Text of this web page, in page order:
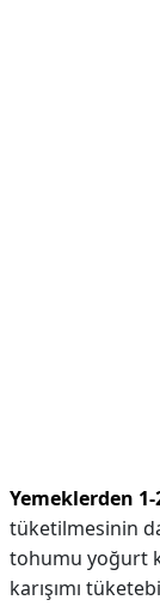
Yemeklerden
tüketilmesinin
tohumu yoğurt
karışımı